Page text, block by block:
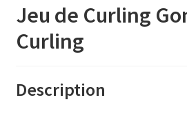
Jeu de Curling
Curling
Description